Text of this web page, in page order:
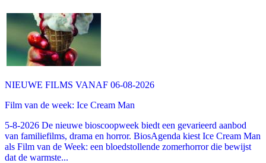
NIEUWE FILMS VANAF 06-08-2026
Film van de week: Ice Cream Man
5-8-2026 De nieuwe bioscoopweek biedt een gevarieerd aanbod
van familiefilms, drama en horror. BiosAgenda kiest Ice Cream Man
als Film van de Week: een bloedstollende zomerhorror die bewijst
dat de warmste...